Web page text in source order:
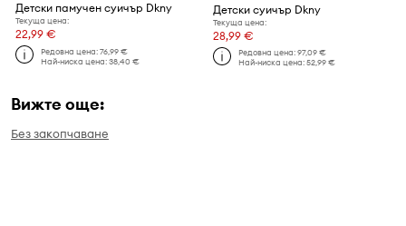
Детски памучен суичър Dkny
Текуща цена:
22,99 €
Редовна цена:76,99 €
Най-ниска цена:38,40 €
Детски суичър Dkny
Текуща цена:
28,99 €
Редовна цена:97,09 €
Най-ниска цена:52,99 €
Вижте още:
Без закопчаване